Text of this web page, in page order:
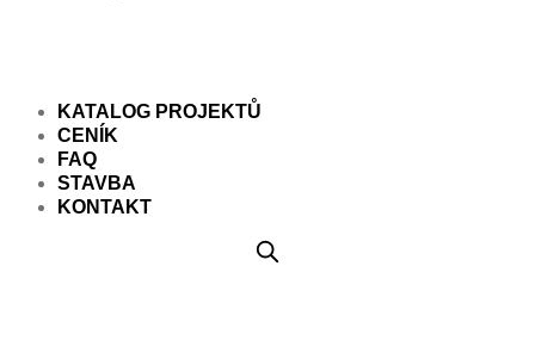
KATALOG PROJEKTŮ
CENÍK
FAQ
STAVBA
KONTAKT